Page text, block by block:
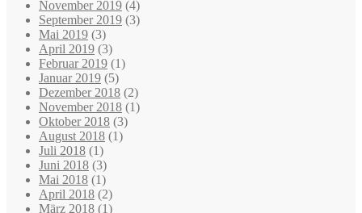
November 2019 (4)
September 2019 (3)
Mai 2019 (3)
April 2019 (3)
Februar 2019 (1)
Januar 2019 (5)
Dezember 2018 (2)
November 2018 (1)
Oktober 2018 (3)
August 2018 (1)
Juli 2018 (1)
Juni 2018 (3)
Mai 2018 (1)
April 2018 (2)
März 2018 (1)